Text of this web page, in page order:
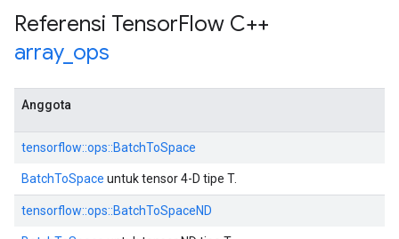
Referensi TensorFlow C++
array_ ops
Anggota
tensorflow::ops::BatchToSpace
BatchToSpace untuk tensor 4-D tipe T.
tensorflow::ops::BatchToSpaceND